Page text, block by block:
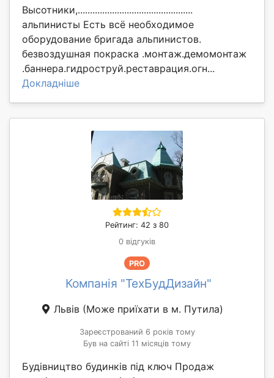
Высотники,...............................................
альпинисты Есть всё необходимое
оборудование бригада альпинистов.
безвоздушная покраска .монтаж.демомонтаж
.баннера.гидроструй.реставрация.огн...
Докладніше
Рейтинг: 42 з 80
0 відгуків
PRO
Компанія "ТехБудДизайн"
Львів (Може приїхати в м. Путила)
Зареєстрований 6 років тому
Був на сайті 11 місяців тому
Будівництво будинків під ключ Продаж